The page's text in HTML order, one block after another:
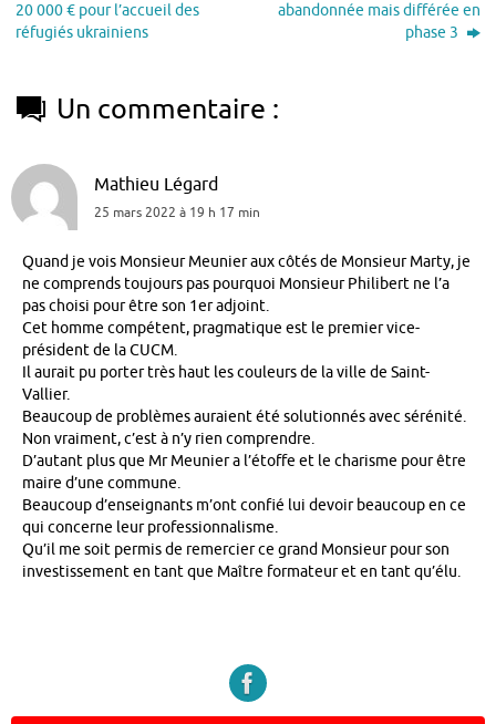
20 000 € pour l’accueil des
réfugiés ukrainiens
abandonnée mais différée en
phase 3
Un commentaire :
Mathieu Légard
25 mars 2022 à 19 h 17 min
Quand je vois Monsieur Meunier aux côtés de Monsieur Marty, je
ne comprends toujours pas pourquoi Monsieur Philibert ne l’a
pas choisi pour être son 1er adjoint.
Cet homme compétent, pragmatique est le premier vice-
président de la CUCM.
Il aurait pu porter très haut les couleurs de la ville de Saint-
Vallier.
Beaucoup de problèmes auraient été solutionnés avec sérénité.
Non vraiment, c’est à n’y rien comprendre.
D’autant plus que Mr Meunier a l’étoffe et le charisme pour être
maire d’une commune.
Beaucoup d’enseignants m’ont confié lui devoir beaucoup en ce
qui concerne leur professionnalisme.
Qu’il me soit permis de remercier ce grand Monsieur pour son
investissement en tant que Maître formateur et en tant qu’élu.